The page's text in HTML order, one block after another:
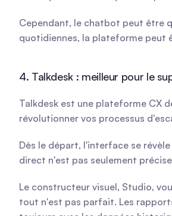
Cependant, le chatbot peut être
quotidiennes, la plateforme peut
4. Talkdesk : meilleur pour le
Talkdesk est une plateforme CX
révolutionner vos processus
Dès le départ, l'interface se
direct n'est pas seulement
Le constructeur visuel, Studio,
tout n'est pas parfait. Les